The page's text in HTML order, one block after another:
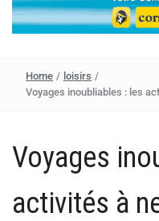
Home / loisirs /
Voyages inoubliables : les
Voyages
activités à